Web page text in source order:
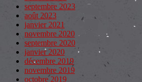
septembre 2023
août 2023
janvier 2021
novembre 2020
septembre 2020
janvier 2020
décembre 2019
novembre 2019
octobre 2019